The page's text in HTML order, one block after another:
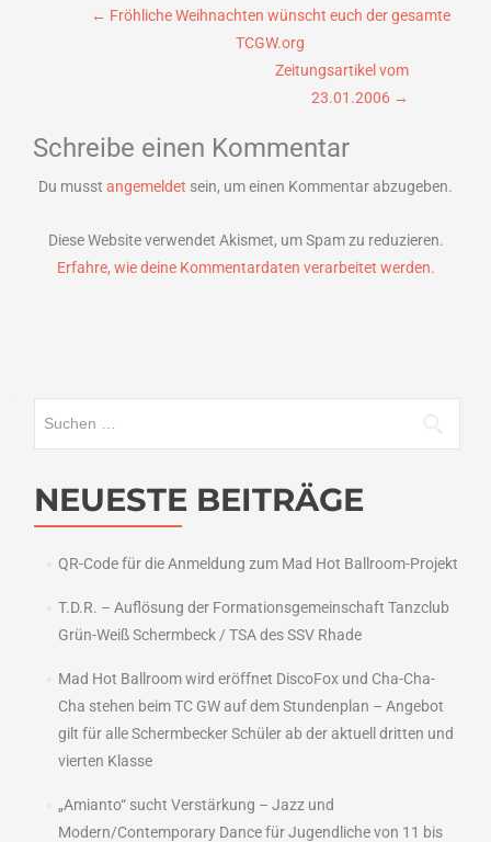
Beitragsnavigation
← Fröhliche Weihnachten wünscht euch der gesamte
TCGW.org
Zeitungsartikel vom
23.01.2006 →
Schreibe einen Kommentar
Du musst angemeldet sein, um einen Kommentar abzugeben.
Diese Website verwendet Akismet, um Spam zu reduzieren.
Erfahre, wie deine Kommentardaten verarbeitet werden.
NEUESTE BEITRÄGE
QR-Code für die Anmeldung zum Mad Hot Ballroom-Projekt
T.D.R. – Auflösung der Formationsgemeinschaft Tanzclub
Grün-Weiß Schermbeck / TSA des SSV Rhade
Mad Hot Ballroom wird eröffnet DiscoFox und Cha-Cha-
Cha stehen beim TC GW auf dem Stundenplan – Angebot
gilt für alle Schermbecker Schüler ab der aktuell dritten und
vierten Klasse
„Amianto“ sucht Verstärkung – Jazz und
Modern/Contemporary Dance für Jugendliche von 11 bis